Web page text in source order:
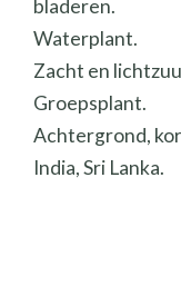
bladeren.
Waterplant.
Zacht en
Groepsplant.
Achtergrond,
India, Sri Lanka.